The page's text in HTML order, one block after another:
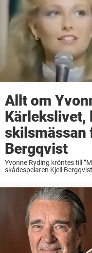
Allt om
Kärlekslivet,
skilsmässan
Bergqvist
Yvonne Ryding kröntes till
skådespelaren Kjell